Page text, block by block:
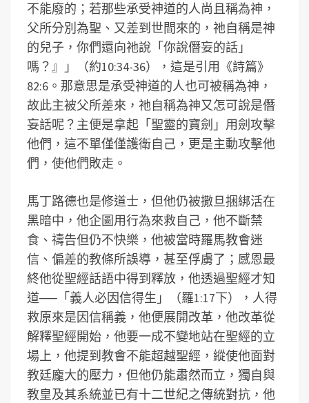
不能廢的；若那些承受神道的人尚且稱為神，
父所分別為聖、又差到世間來的，祂自稱是神
的兒子，你們還向祂說「你說僭妄的話」
嗎？』」（約10:34-36），這是引用《詩篇》
82:6。那意思是承受神道的人也可被稱為神，
故此主被父所差來，祂自稱為神又怎可說是僭
妄話呢？主便是拿起「聖靈的寶劍」用劍攻擊
他們，這不單僅僅護衛自己，更是主動攻擊他
們，使他們敗走。
馬丁路德也是修道士，但他仍被撒旦捆綁活在
黑暗中，他企圖用行為來救自己，他不斷禁
食、禱告但仍不快樂，他被當時羅馬教會迷
信、偏差的教條所誤導，甚至俘虜了；感恩最
終他從聖經話語中得到釋放，他透過聖經才知
道──「義人必因信得生」（羅1:17下），人得
救原來是因信稱義，他便展開改革，他改革從
解釋聖經開始，他要一成不變地站在聖經的立
場上，他提到教會不能超越聖經，縱使他面對
教廷龐大的壓力，但他仍能肅然而立，獨自與
教皇及其系統並已有十二世紀之傳統對抗，他